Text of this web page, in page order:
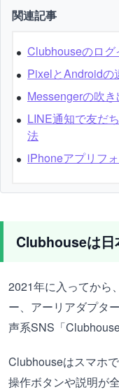
関連記事
Clubhouseのロ
PixelとAndroidの
Messengerの吹
LINE通知で友だ
法
iPhoneアプリフ
Clubhouseは日
2021年に入ってから
ー、アーリアダプタ
声系SNS「Clubhouse
Clubhouseはスマホ
操作ボタンや説明が